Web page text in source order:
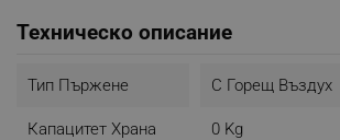
Техническо описание
Тип Пържене С Горещ Въздух
Капацитет Храна 0 Kg